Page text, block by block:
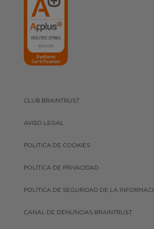
CLUB BRAINTRUST
AVISO LEGAL
POLÍTICA DE COOKIES
POLÍTICA DE PRIVACIDAD
POLÍTICA DE SEGURIDAD DE LA
CANAL DE DENUNCIAS BRAINTRUST